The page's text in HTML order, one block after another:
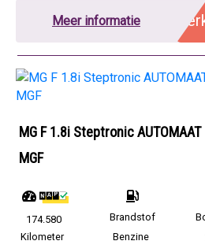
Meer informatie
MG F 1.8i Steptronic
MGF
174.580
Kilometer
Brandstof
Benzine